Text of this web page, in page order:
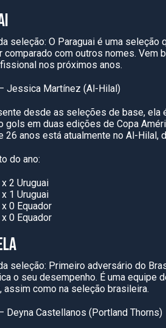
seleção: O Paraguai é uma
comparado com outros nomes. Vem
nos próximos anos.
Jessica Martínez (Al-Hilal)
desde as seleções de base, ela
gols em duas edições de Copa
26 anos está atualmente no Al-Hilal,
do ano:
2 Uruguai
1 Uruguai
0 Equador
0 Equador
seleção: Primeiro adversário do
o seu desempenho. É uma equipe
assim como na seleção brasileira.
Deyna Castellanos (Portland Thorns)